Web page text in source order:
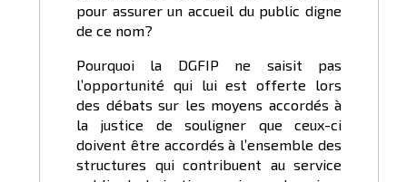
pour assurer un accueil du public digne
de ce nom?
Pourquoi la DGFIP ne saisit pas
l’opportunité qui lui est offerte lors
des débats sur les moyens accordés à
la justice de souligner que ceux-ci
doivent être accordés à l’ensemble des
structures qui contribuent au service